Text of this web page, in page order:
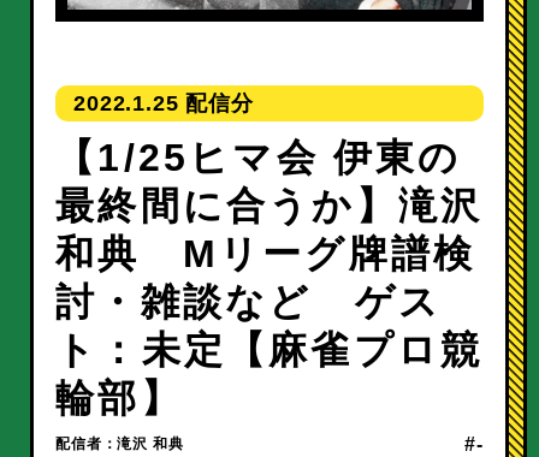
2022.1.25
【1/25ヒマ会 伊東の
最終間に合うか】滝沢
和典 Mリーグ牌譜検
討・雑談など ゲス
ト：未定【麻雀プロ競
輪部】
配信者：滝沢 和典 #-